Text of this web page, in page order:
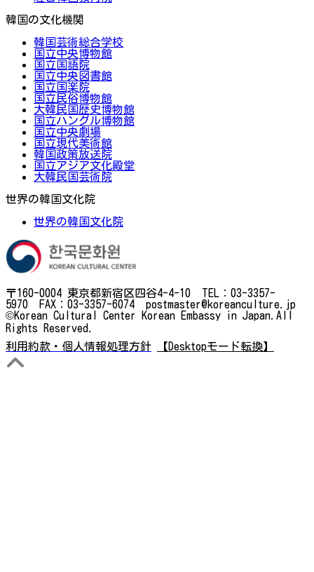
韓国の文化機関
韓国芸術総合学校
国立中央博物館
国立国語院
国立中央図書館
国立国楽院
国立民俗博物館
大韓民国歴史博物館
国立ハングル博物館
国立中央劇場
国立現代美術館
韓国政策放送院
国立アジア文化殿堂
大韓民国芸術院
世界の韓国文化院
世界の韓国文化院
〒160-0004 東京都新宿区四谷4-4-10 TEL：03-3357-
5970 FAX：03-3357-6074 postmaster@koreanculture.jp
©Korean Cultural Center Korean Embassy in Japan.All
Rights Reserved.
利用約款・個人情報処理方針
【Desktopモード転換】